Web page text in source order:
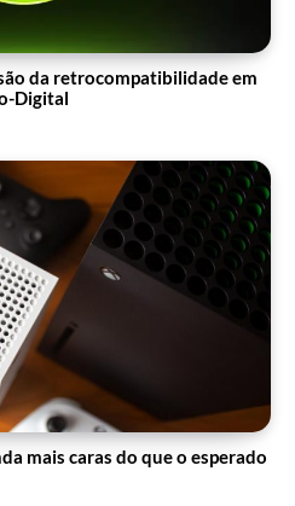
da retrocompatibilidade em
Digital
mais caras do que o esperado